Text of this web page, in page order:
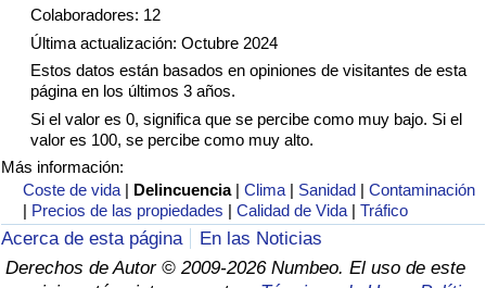
Colaboradores: 12
Última actualización: Octubre 2024
Estos datos están basados en opiniones de visitantes de esta
página en los últimos 3 años.
Si el valor es 0, significa que se percibe como muy bajo. Si el
valor es 100, se percibe como muy alto.
Más información:
Coste de vida | Delincuencia |Clima | Sanidad |Contaminación
| Precios de las propiedades |Calidad de Vida |Tráfico
Acerca de esta página
En las Noticias
Derechos de Autor © 2009-2026 Numbeo. El uso de este